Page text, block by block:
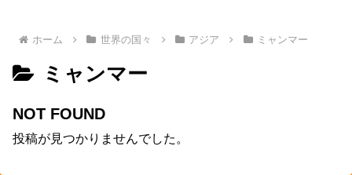
ホーム 世界の国々 アジア ミャンマー
ミャンマー
NOT FOUND
投稿が見つかりませんでした。